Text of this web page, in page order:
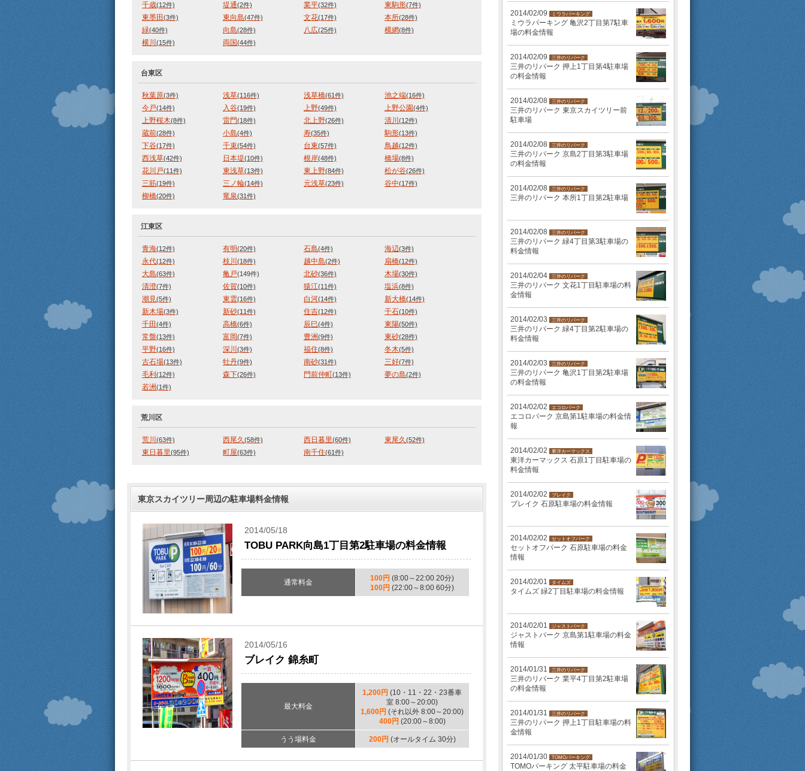
千歳(12件) 堤通(2件) 業平(32件) 東駒形(7件)
東墨田(3件) 東向島(47件) 文花(17件) 本所(28件)
緑(40件) 向島(28件) 八広(25件) 横網(8件)
横川 (15件) 両国(44件)
台東区
秋葉原(3件) 浅草(116件) 浅草橋(61件) 池之端(16件)
今戸(14件) 入谷(19件) 上野(49件) 上野公園(4件)
上野桜木(8件) 雷門(18件) 北上野(26件) 清川 (12件)
蔵前(28件) 小島(4件) 寿(35件) 駒形(13件)
下谷(17件) 千束(54件) 台東(57件) 鳥越(12件)
西浅草(42件) 日本堤(10件) 根岸(48件) 橋場(8件)
花川戸(11件) 東浅草(13件) 東上野(84件) 松が谷(26件)
三筋(19件) 三ノ輪(14件) 元浅草(23件) 谷中(17件)
柳橋(20件) 竜泉(31件)
江東区
青海(12件) 有明(20件) 石島(4件) 海辺(3件)
永代(12件) 枝川 (18件) 越中島(2件) 扇橋(12件)
大島(63件) 亀戸(149件) 北砂(36件) 木場(30件)
清澄(7件) 佐賀(10件) 猿江(11件) 塩浜(8件)
潮見(5件) 東雲(16件) 白河(14件) 新大橋(14件)
新木場(3件) 新砂(11件) 住吉(12件) 千石(10件)
千田(4件) 高橋(6件) 辰巳(4件) 東陽(50件)
常盤(13件) 富岡(7件) 豊洲(9件) 東砂(28件)
平野(16件) 深川 (3件) 福住(8件) 冬木(5件)
古石場(13件) 牡丹(9件) 南砂(31件) 三好(7件)
毛利 (12件) 森下(26件) 門前仲町(13件) 夢の島(2件)
若洲(1件)
荒川区
荒川 (63件) 西尾久(58件) 西日暮里(60件) 東尾久(52件)
東日暮里(95件) 町屋(63件) 南千住(61件)
東京スカイツリー周辺の駐車場料金情報
2014/05/18
TOBU PARK向島1丁目第2駐車場の料金情報
通常料金 100円 (8:00～22:00 20分)
100円 (22:00～8:00 60分)
2014/05/16
ブレイク 錦糸町
最大料金
1,200円 (10・11・22・23番車
室 8:00～20:00)
1,600円 (それ以外 8:00～20:00)
400円 (20:00～8:00)
うう場料金 200円 (オールタイム 30分)
2014/02/09 ミウラパーキング
ミウラパーキング 亀沢2丁目第7駐車
場の料金情報
2014/02/09 三井のリパーク
三井のリパーク 押上1丁目第4駐車場
の料金情報
2014/02/08 三井のリパーク
三井のリパーク 東京スカイツリー前
駐車場
2014/02/08 三井のリパーク
三井のリパーク 京島2丁目第3駐車場
の料金情報
2014/02/08 三井のリパーク
三井のリパーク 本所1丁目第2駐車場
2014/02/08 三井のリパーク
三井のリパーク 緑4丁目第3駐車場の
料金情報
2014/02/04 三井のリパーク
三井のリパーク 文花1丁目駐車場の料
金情報
2014/02/03 三井のリパーク
三井のリパーク 緑4丁目第2駐車場の
料金情報
2014/02/03 三井のリパーク
三井のリパーク 亀沢1丁目第2駐車場
の料金情報
2014/02/02 エコロパーク
エコロパーク 京島第1駐車場の料金情
報
2014/02/02 東洋カーマックス
東洋カーマックス 石原1丁目駐車場の
料金情報
2014/02/02 ブレイク
ブレイク 石原駐車場の料金情報
2014/02/02 セットオフパーク
セットオフパーク 石原駐車場の料金
情報
2014/02/01 タイムズ
タイムズ 緑2丁目駐車場の料金情報
2014/02/01 ジャストパーク
ジャストパーク 京島第1駐車場の料金
情報
2014/01/31 三井のリパーク
三井のリパーク 業平4丁目第2駐車場
の料金情報
2014/01/31 三井のリパーク
三井のリパーク 押上1丁目駐車場の料
金情報
2014/01/30 TOMOパーキング
TOMOパーキング 太平駐車場の料金